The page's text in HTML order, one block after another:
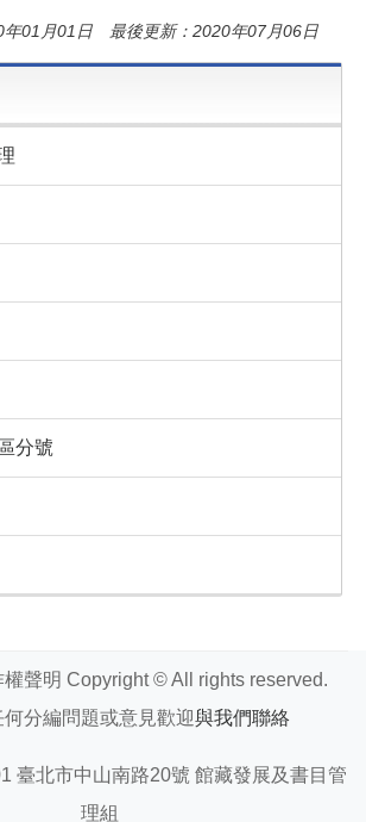
年01月01日 最後更新：2020年07月06日
分號
權聲明 Copyright © All rights reserved.
分編問題或意見歡迎與我們聯絡
臺北市中山南路20號 館藏發展及書目管
理組